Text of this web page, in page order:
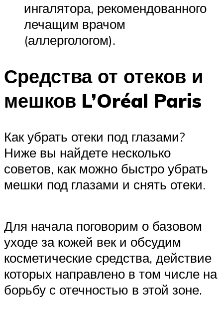
ингалятора, рекомендованного
лечащим врачом
(аллергологом).
Средства от отеков и
мешков L’Oréal Paris
Как убрать отеки под глазами?
Ниже вы найдете несколько
советов, как можно быстро убрать
мешки под глазами и снять отеки.
Для начала поговорим о базовом
уходе за кожей век и обсудим
косметические средства, действие
которых направлено в том числе на
борьбу с отечностью в этой зоне.